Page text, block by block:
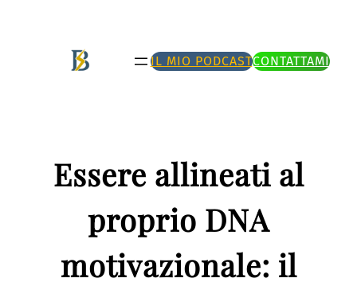
contenuto
IL MIO PODCASTCONTATTAMI
Essere allineati al
proprio DNA
motivazionale: il